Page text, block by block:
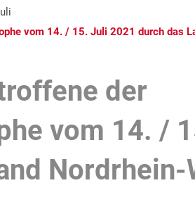
vom 14. / 15. Juli 2021 durch das
der
vom 14. /